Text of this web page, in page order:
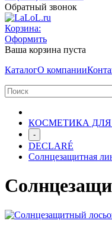
Обратный звонок
Корзина:
Оформить
Ваша корзина пуста
КаталогО компании
КОСМЕТИКА
-
DECLARÉ
Солнцезащитная